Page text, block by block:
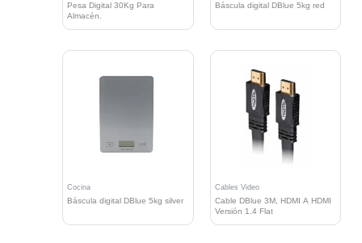
Pesa Digital 30Kg Para
Almacén.
Báscula digital DBlue 5kg red
Cocina
Báscula digital DBlue 5kg silver
Cables Video
Cable DBlue 3M, HDMI A HDMI
Versión 1.4 Flat